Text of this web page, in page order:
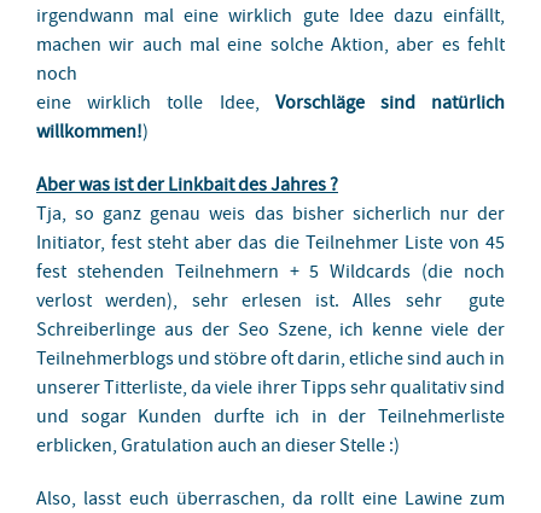
irgendwann mal eine wirklich gute Idee dazu einfällt,
machen wir auch mal eine solche Aktion, aber es fehlt
noch
eine wirklich tolle Idee, Vorschläge sind natürlich
willkommen!)
Aber was ist der Linkbait des Jahres ?
Tja, so ganz genau weis das bisher sicherlich nur der
Initiator, fest steht aber das die Teilnehmer Liste von 45
fest stehenden Teilnehmern + 5 Wildcards (die noch
verlost werden), sehr erlesen ist. Alles sehr gute
Schreiberlinge aus der Seo Szene, ich kenne viele der
Teilnehmerblogs und stöbre oft darin, etliche sind auch in
unserer Titterliste, da viele ihrer Tipps sehr qualitativ sind
und sogar Kunden durfte ich in der Teilnehmerliste
erblicken, Gratulation auch an dieser Stelle :)
Also, lasst euch überraschen, da rollt eine Lawine zum